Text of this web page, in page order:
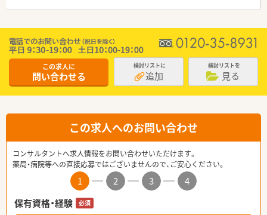
この求人に
問い合わせる
検討リストに
追加
検討リストを
見る
この求人へのお問い合わせ
コンサルタントへ求人情報をお問い合わせいただけます。
薬局・病院等への直接応募ではございませんので、ご安心ください。
1 2 3
4
保有資格・経験
必須